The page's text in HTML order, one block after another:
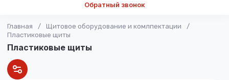
Обратный звонок
Главная / Щитовое оборудование и комлпектации
/
Пластиковые щиты
Пластиковые щиты